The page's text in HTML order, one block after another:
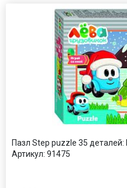
Пазл Step puzzle 35
Артикул: 91475